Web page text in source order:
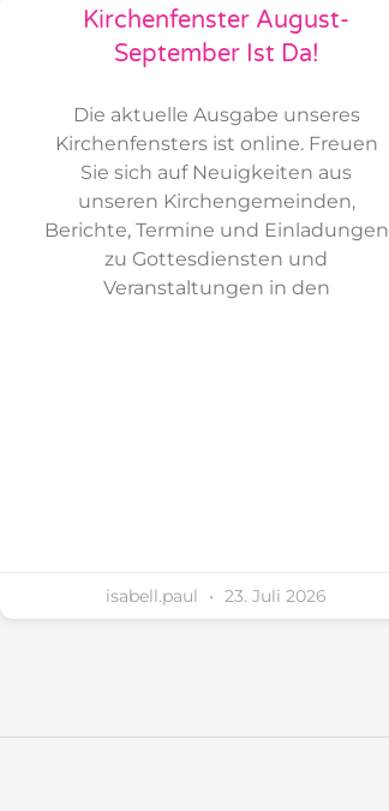
Kirchenfenster August-
September Ist Da!
Die aktuelle Ausgabe unseres
Kirchenfensters ist online. Freuen
Sie sich auf Neuigkeiten aus
unseren Kirchengemeinden,
Berichte, Termine und Einladungen
zu Gottesdiensten und
Veranstaltungen in den
isabell.paul 23. Juli 2026